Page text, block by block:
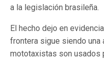
a la legislación brasileña.
El hecho dejo en
frontera sigue siendo
mototaxistas son usados